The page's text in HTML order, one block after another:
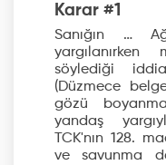
Karar #1
Sanığın …
yargılanırken
söylediği
(Düzmece
gözü
yandaş
TCK'nın 128.
ve savunma